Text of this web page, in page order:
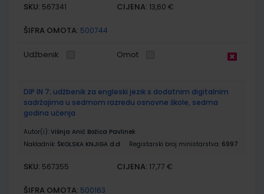
SKU: 567341 CIJENA: 13,60 €
ŠIFRA OMOTA: 500744
Udžbenik Omot
DIP IN 7; udžbenik za engleski jezik s dodatnim digitalnim
sadržajima u sedmom razredu osnovne škole, sedma
godina učenja
Autor(i): Višnja Anić Božica Pavlinek
Nakladnik: ŠKOLSKA KNJIGA d.d. Registarski broj ministarstva: 6997
SKU: 567355 CIJENA: 17,77 €
ŠIFRA OMOTA: 500163